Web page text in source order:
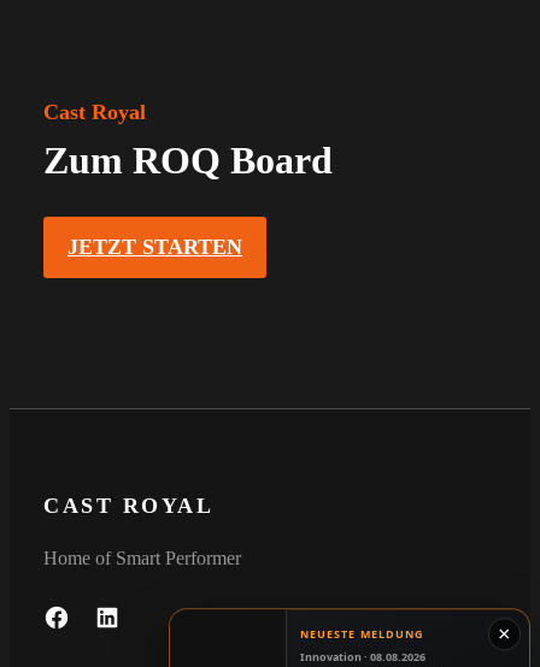
Cast Royal
Zum ROQ Board
JETZT STARTEN
CAST ROYAL
Home of Smart Performer
F
L
×
NEUESTE MELDUNG
Innovation · 08.08.2026